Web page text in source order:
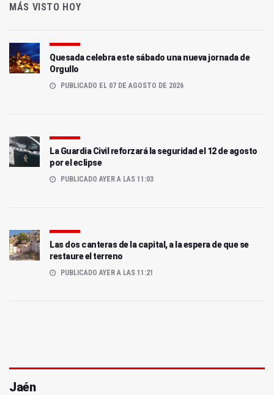
MÁS VISTO HOY
Quesada celebra este sábado una nueva jornada de
Orgullo
PUBLICADO EL 07 DE AGOSTO DE 2026
La Guardia Civil reforzará la seguridad el 12 de agosto
por el eclipse
PUBLICADO AYER A LAS 11:03
Las dos canteras de la capital, a la espera de que se
restaure el terreno
PUBLICADO AYER A LAS 11:21
Jaén